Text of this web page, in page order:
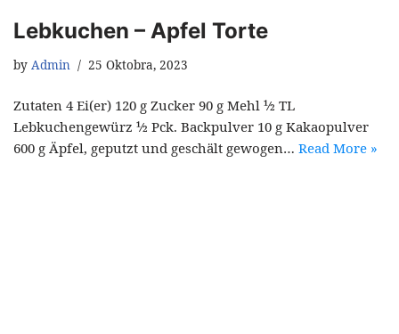
Lebkuchen – Apfel Torte
by Admin 25 Oktobra, 2023
Zutaten 4 Ei(er) 120 g Zucker 90 g Mehl ½ TL
Lebkuchengewürz ½ Pck. Backpulver 10 g Kakaopulver
600 g Äpfel, geputzt und geschält gewogen… Read More »